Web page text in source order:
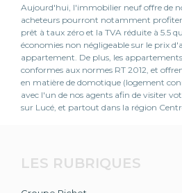
Aujourd'hui, l'immobilier neuf offre de
acheteurs pourront notamment profiter
prêt à taux zéro et la TVA réduite à 5.5
économies non négligeable sur le prix
appartement. De plus, les appartements
conformes aux normes RT 2012, et
en matière de domotique (logement
avec l'un de nos agents afin de visiter
sur Lucé, et partout dans la région
LES RUBRIQUES